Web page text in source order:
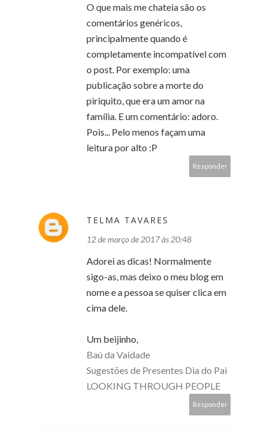
O que mais me chateia são os
comentários genéricos,
principalmente quando é
completamente incompatível com
o post. Por exemplo: uma
publicação sobre a morte do
piriquito, que era um amor na
família. E um comentário: adoro.
Pois... Pelo menos façam uma
leitura por alto :P
Responder
TELMA TAVARES
12 de março de 2017 às 20:48
Adorei as dicas! Normalmente
sigo-as, mas deixo o meu blog em
nome e a pessoa se quiser clica em
cima dele.
Um beijinho,
Baú da Vaidade
Sugestões de Presentes Dia do Pai
LOOKING THROUGH PEOPLE
Responder